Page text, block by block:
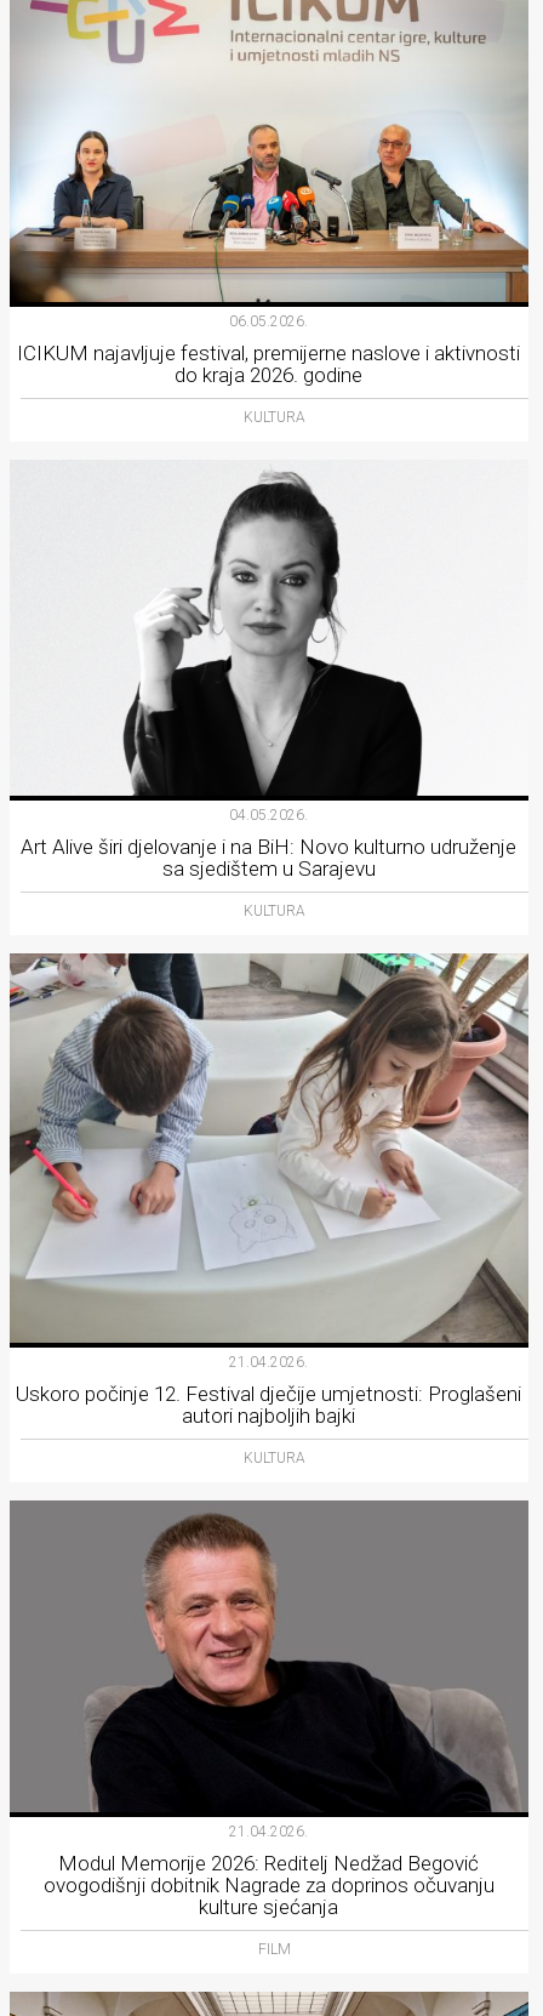
06.05.2026.
ICIKUM najavljuje festival, premijerne naslove i aktivnosti
do kraja 2026. godine
KULTURA
04.05.2026.
Art Alive širi djelovanje i na BiH: Novo kulturno udruženje
sa sjedištem u Sarajevu
KULTURA
21.04.2026.
Uskoro počinje 12. Festival dječije umjetnosti: Proglašeni
autori najboljih bajki
KULTURA
21.04.2026.
Modul Memorije 2026: Reditelj Nedžad Begović
ovogodišnji dobitnik Nagrade za doprinos očuvanju
kulture sjećanja
FILM